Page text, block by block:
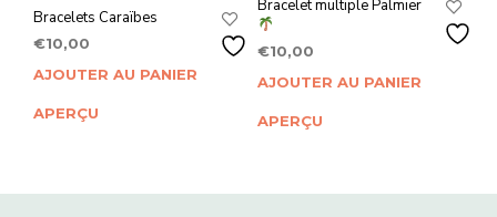
Bracelets Caraïbes
€10,00
AJOUTER AU PANIER
APERÇU
Bracelet multiple Palmier
€10,00
AJOUTER AU PANIER
APERÇU